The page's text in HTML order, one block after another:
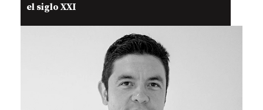
el siglo XXI